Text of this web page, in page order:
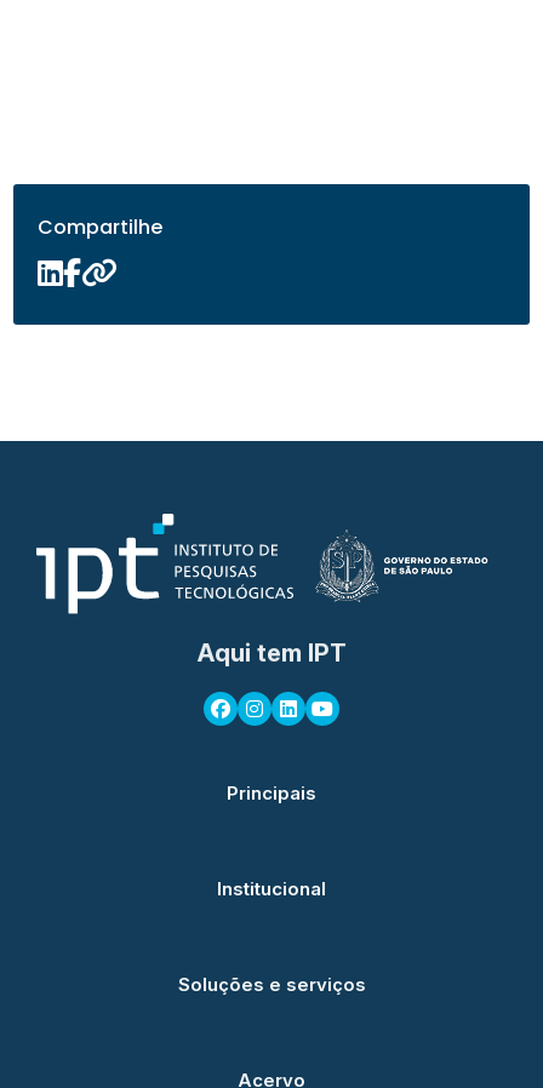
Compartilhe
Aqui tem IPT
Principais
Institucional
Soluções e serviços
Acervo